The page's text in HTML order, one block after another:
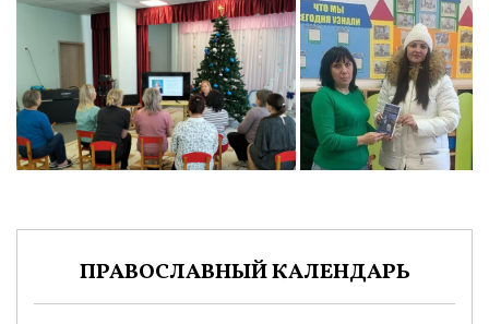
ПРАВОСЛАВНЫЙ КАЛЕНДАРЬ